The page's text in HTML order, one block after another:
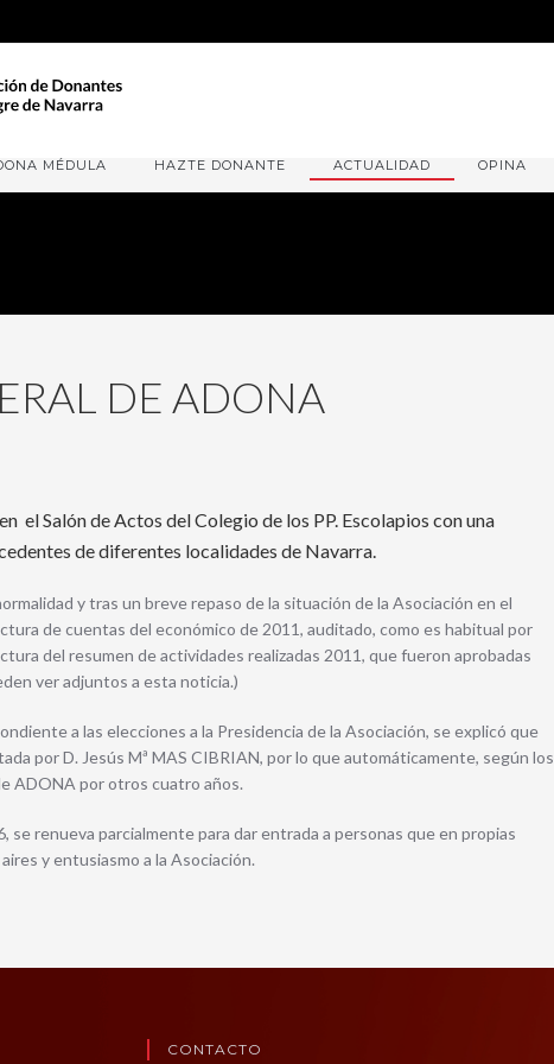
MÉDULA HAZTE DONANTE ACTUALIDAD OPINA
DE ADONA
el Salón de Actos del Colegio de los PP. Escolapios con una
de diferentes localidades de Navarra.
y tras un breve repaso de la situación de la Asociación en el
de cuentas del económico de 2011, auditado, como es habitual por
del resumen de actividades realizadas 2011, que fueron aprobadas
ver adjuntos a esta noticia.)
a las elecciones a la Presidencia de la Asociación, se explicó que
por D. Jesús Mª MAS CIBRIAN, por lo que automáticamente, según los
ADONA por otros cuatro años.
se renueva parcialmente para dar entrada a personas que en propias
y entusiasmo a la Asociación.
CONTACTO